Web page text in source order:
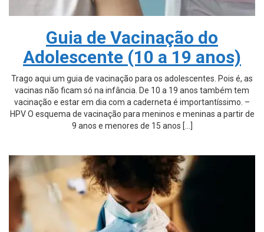
Guia de Vacinação do
Adolescente (10 a 19 anos)
Trago aqui um guia de vacinação para os adolescentes. Pois é, as
vacinas não ficam só na infância. De 10 a 19 anos também tem
vacinação e estar em dia com a caderneta é importantíssimo. –
HPV O esquema de vacinação para meninos e meninas a partir de
9 anos e menores de 15 anos […]